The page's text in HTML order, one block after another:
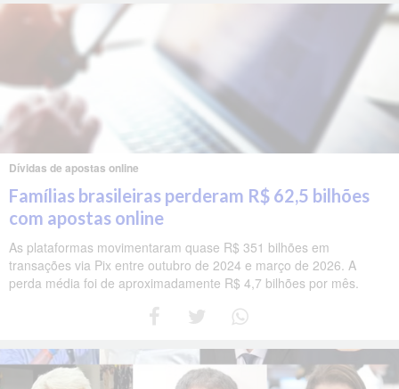
Dívidas de apostas online
Famílias brasileiras perderam R$ 62,5 bilhões
com apostas online
As plataformas movimentaram quase R$ 351 bilhões em
transações via Pix entre outubro de 2024 e março de 2026. A
perda média foi de aproximadamente R$ 4,7 bilhões por mês.